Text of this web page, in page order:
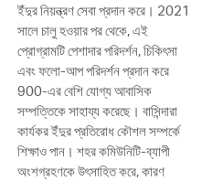
ইঁদুর নিয়ন্ত্রণ সেবা প্রদান করে। 2021
সালে চালু হওয়ার পর থেকে, এই
প্রোগ্রামটি পেশাদার পরিদর্শন, চিকিৎসা
এবং ফলো-আপ পরিদর্শন প্রদান করে
900-এর বেশি যোগ্য আবাসিক
সম্পত্তিকে সাহায্য করেছে। বাসিন্দারা
কার্যকর ইঁদুর প্রতিরোধ কৌশল সম্পর্কে
শিক্ষাও পান। শহর কমিউনিটি-ব্যাপী
অংশগ্রহণকে উৎসাহিত করে, কারণ